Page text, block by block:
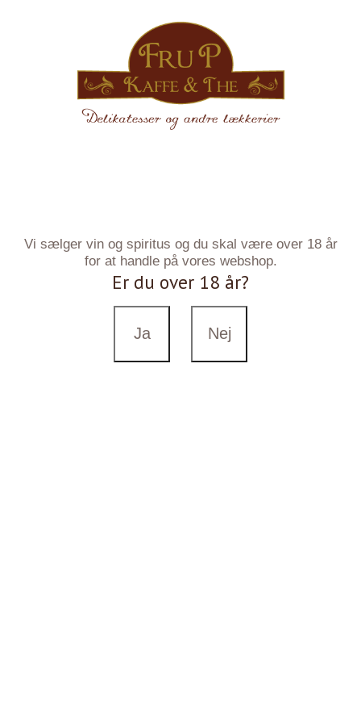
Vi sælger vin og spiritus og du skal være over 18 år
for at handle på vores webshop.
Er du over 18 år?
Ja Nej